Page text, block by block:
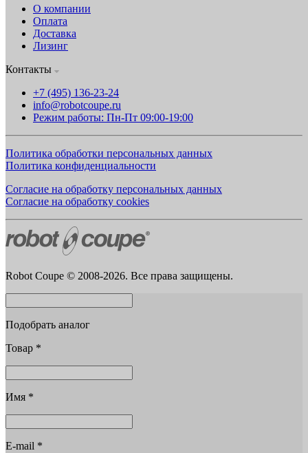
О компании
Оплата
Доставка
Лизинг
Контакты
+7 (495) 136-23-24
info@robotcoupe.ru
Режим работы: Пн-Пт 09:00-19:00
Политика обработки персональных данных
Политика конфиденциальности
Согласие на обработку персональных данных
Согласие на обработку cookies
Robot Coupe © 2008-2026. Все права защищены.
Подобрать аналог
Товар *
Имя *
E-mail *